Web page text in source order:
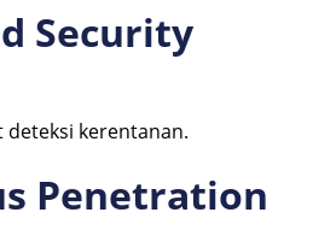
Security
deteksi kerentanan.
Penetration